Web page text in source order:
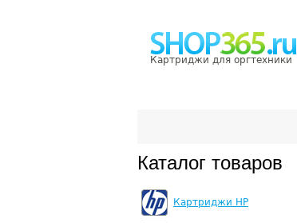
Картриджи для оргтехники
Каталог товаров
Картриджи HP